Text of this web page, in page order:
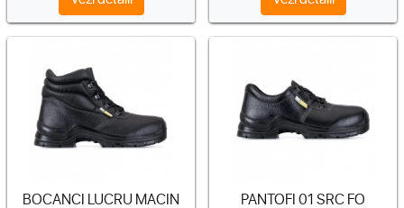
BOCANCI LUCRU MACIN PANTOFI 01 SRC FO